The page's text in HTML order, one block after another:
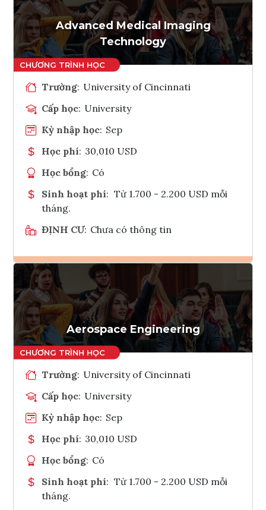
Tham vấn Interlink
Advanced Medical Imaging
Technology
Trường: University of Cincinnati
Cấp học: University
Kỳ nhập học: Sep
Học phí: 30,010 USD
Học bổng: Có
Sinh hoạt phí: Từ 1.700 - 2.200 USD mỗi
tháng.
ĐỊNH CƯ: Chưa có thông tin
Ghi danh
Tham vấn Interlink
Aerospace Engineering
Trường: University of Cincinnati
Cấp học: University
Kỳ nhập học: Sep
Học phí: 30,010 USD
Học bổng: Có
Sinh hoạt phí: Từ 1.700 - 2.200 USD mỗi
tháng.